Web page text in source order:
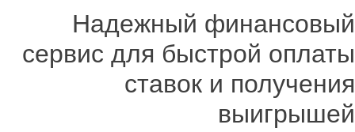
Надежный финансовый
сервис для быстрой оплаты
ставок и получения
выигрышей